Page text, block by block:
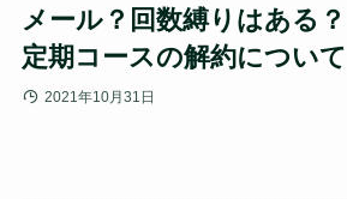
メール？回数縛りはある？
定期コースの解約について
2021年10月31日